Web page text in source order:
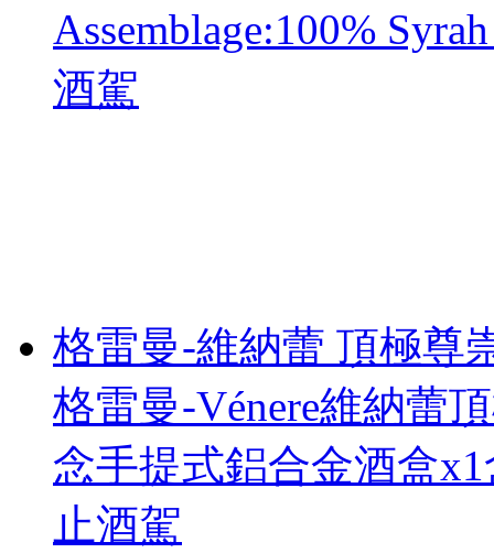
Assemblage:100%
酒駕
格雷曼-維納蕾 頂極尊
格雷曼-Vénere維納蕾
念手提式鋁合金酒盒
止酒駕